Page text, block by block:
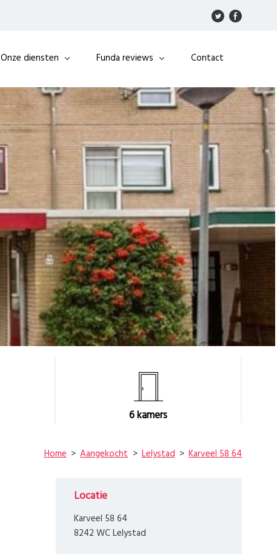
Onze diensten Funda reviews Contact
6kamers
Home Aangekocht Lelystad Karveel 58 64
Locatie
Karveel 58 64
8242 WC Lelystad